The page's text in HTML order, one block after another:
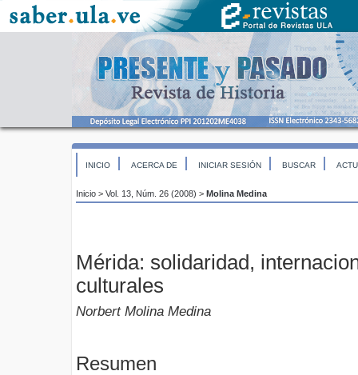
INICIO ACERCA DE INICIAR SESIÓN BUSCAR
Inicio > Vol. 13, Núm. 26 (2008) > Molina Medina
Mérida: solidaridad,
culturales
Norbert Molina Medina
Resumen